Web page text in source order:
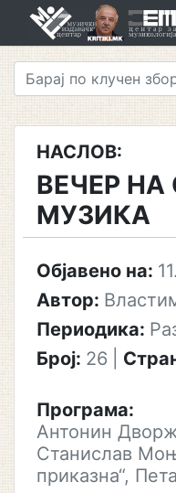
НАСЛОВ:
ВЕЧЕР
МУЗИКА
Објавено на:
Автор:
Периодика:
Број: 26
Програма:
Антонин
Станислав
приказна“,